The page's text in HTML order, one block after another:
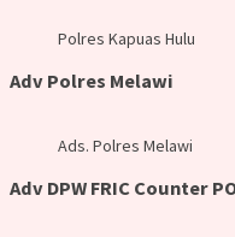
Polres Kapuas Hulu
Adv Polres Melawi
Ads. Polres Melawi
Adv DPW FRIC Counter